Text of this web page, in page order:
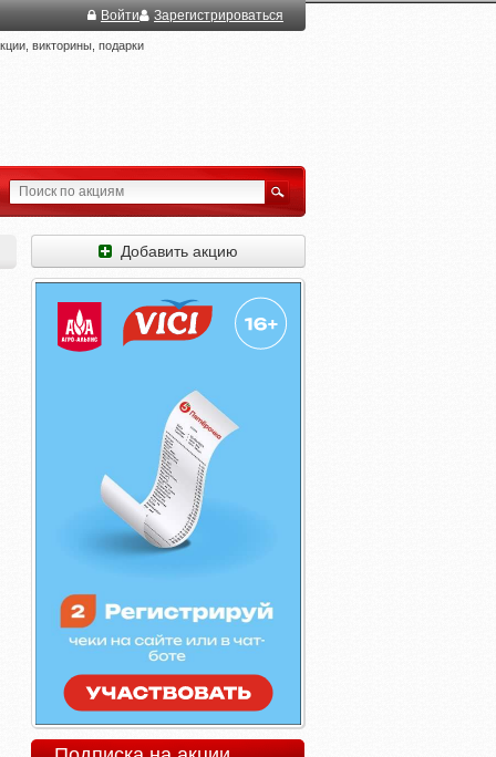
Войти Зарегистрироваться
викторины, подарки
Добавить акцию